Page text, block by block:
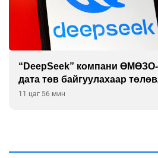
“DeepSeek” компани
дата төв байгуулахаар
11 цаг 56 мин